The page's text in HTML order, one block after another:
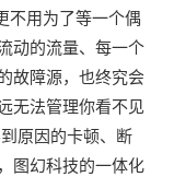
不用为了等一个偶
动的流量、每一个
故障源，也终究会
无法管理你看不见
原因的卡顿、断
图幻科技的一体化